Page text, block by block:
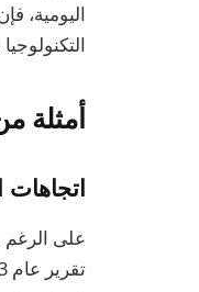
اليومية،
التكنولوجيا
أمثلة
اتجاهات
على الرغم